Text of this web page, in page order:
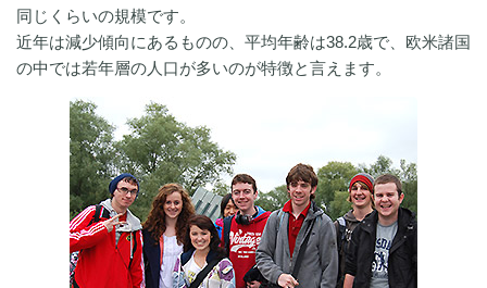
同じくらいの規模です。
近年は減少傾向にあるものの、平均年齢は38.2歳で、欧米諸国
の中では若年層の人口が多いのが特徴と言えます。